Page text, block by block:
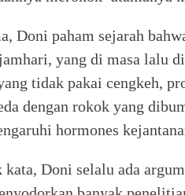
Doni paham sejarah
yang di masa lalu
tidak pakai cengkeh,
dengan rokok yang
hormones
kata, Doni selalu ada